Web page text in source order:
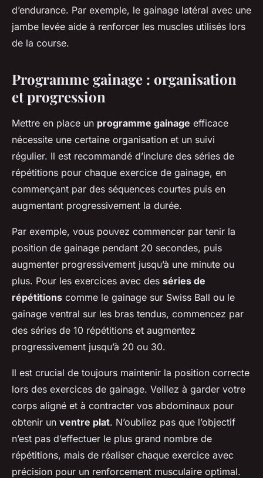
d’endurance. Par exemple, le gainage latéral avec une
jambe levée aide à renforcer les muscles utilisés lors
de la course.
Programme gainage : organisation
et progression
Mettre en place un programme gainage efficace
nécessite une certaine organisation et un suivi
régulier. Il est recommandé d’inclure des séries de
répétitions pour chaque exercice de gainage, en
commençant par des séquences courtes puis en
augmentant progressivement la durée.
Par exemple, vous pouvez commencer par tenir la
position de gainage pendant 20 secondes, puis
augmenter progressivement jusqu’à une minute ou
plus. Pour les exercices avec des séries de
répétitions comme le gainage sur Swiss Ball ou le
gainage ventral sur les bras tendus, commencez par
des séries de 10 répétitions et augmentez
progressivement jusqu’à 20 ou 30.
Il est crucial de toujours maintenir la position correcte
lors des exercices de gainage. Veillez à garder votre
corps aligné et à contracter vos abdominaux pour
obtenir un ventre plat. N’oubliez pas que l’objectif
n’est pas d’effectuer le plus grand nombre de
répétitions, mais de réaliser chaque exercice avec
précision pour un renforcement musculaire optimal.